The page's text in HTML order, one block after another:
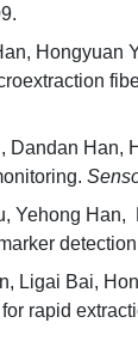
Hongyuan
Han,
Yehong Han,
Ligai Bai,
rapid